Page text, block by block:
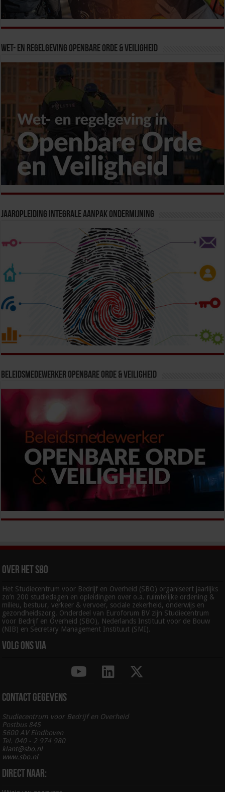
Wet- en Regelgeving Openbare Orde & Veiligheid
Jaaropleiding Integrale Aanpak Ondermijning
Beleidsmedewerker Openbare Orde & Veiligheid
Over het SBO
Het Studiecentrum voor Bedrijf en Overheid (SBO) organiseert jaarlijks
zo’n 200 studiedagen en opleidingen over o.a. ruimtelijke ordening &
milieu, bestuur, verkeer & vervoer, sociale zekerheid, onderwijs en
gezondheidszorg. Onderdeel van Euroforum BV zijn Studiecentrum
voor Bedrijf en Overheid (SBO), Nederlands Instituut voor de Bouw
(NIB) en Secretary Management Instituut (SMI).
Volg ons via
Contact gegevens
Studiecentrum voor Bedrijf en Overheid
Postbus 845
5600 AV Eindhoven
Tel. 040 - 2 974 980
klant@sbo.nl
www.sbo.nl
Direct naar: